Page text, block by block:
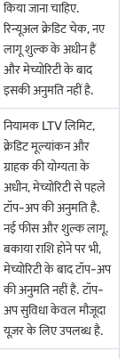
किया जाना चाहिए.
रिन्यूअल क्रेडिट चेक, नए
लागू शुल्क के अधीन हैं
और मेच्योरिटी के बाद
इसकी अनुमति नहीं है.
नियामक LTV लिमिट,
क्रेडिट मूल्यांकन और
ग्राहक की योग्यता के
अधीन, मेच्योरिटी से पहले
टॉप-अप की अनुमति है.
नई फीस और शुल्क लागू.
बकाया राशि होने पर भी,
मेच्योरिटी के बाद टॉप-अप
की अनुमति नहीं है. टॉप-
अप सुविधा केवल मौजूदा
यूज़र के लिए उपलब्ध है.